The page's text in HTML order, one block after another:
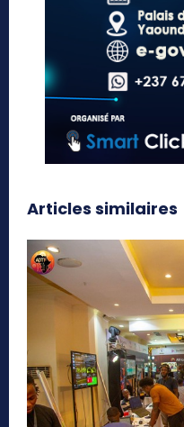
Articles similaires